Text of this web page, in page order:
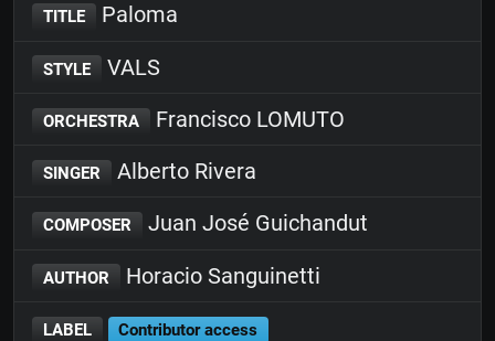
TITLE Paloma
STYLE VALS
ORCHESTRA Francisco LOMUTO
SINGER Alberto Rivera
COMPOSER Juan José Guichandut
AUTHOR Horacio Sanguinetti
LABEL Contributor access